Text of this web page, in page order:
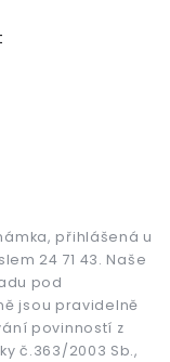
přihlášená u
24 71 43. Naše
pod
jsou pravidelně
povinností z
č.363/2003 Sb.,